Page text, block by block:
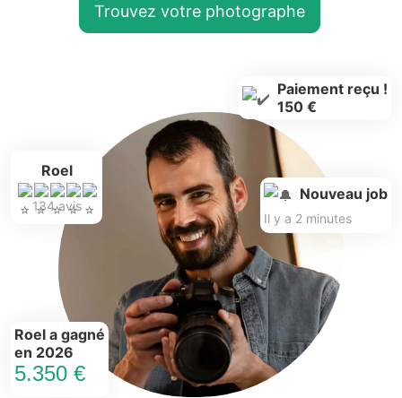
Trouvez votre photographe
Roel
134 avis
Roel a gagné
en 2026
5.350 €
Paiement reçu !
150 €
Nouveau job
Il y a 2 minutes